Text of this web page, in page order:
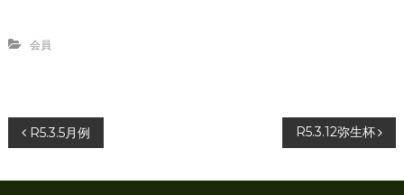
会員
投
稿
R5.3.5月例 R5.3.12弥生杯